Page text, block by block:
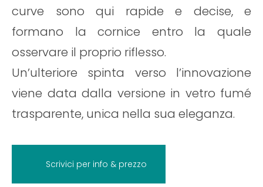
curve sono qui rapide e decise, e
formano la cornice entro la quale
osservare il proprio riflesso.
Un’ulteriore spinta verso l’innovazione
viene data dalla versione in vetro fumé
trasparente, unica nella sua eleganza.
Scrivici per info & prezzo